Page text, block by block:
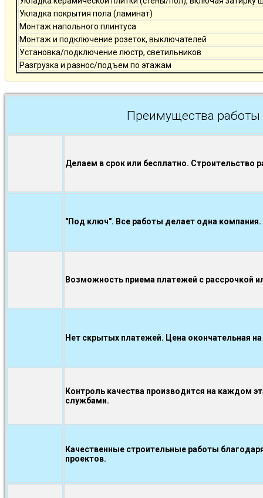
Укладка покрытия пола (ламинат)
Монтаж напольного плинтуса
Монтаж и подключение розеток, выключателей
Установка/подключение люстр, светильников
Разгрузка и разнос/подъем по этажам
Преимущества
Делаем в срок или бесплатно. Строительство
"Под ключ". Все работы делает одна компания.
Возможность приема платежей с рассрочкой
Нет скрытых платежей. Цена окончательная
Контроль качества производится на каждом
службами.
Качественные строительные работы
проектов.